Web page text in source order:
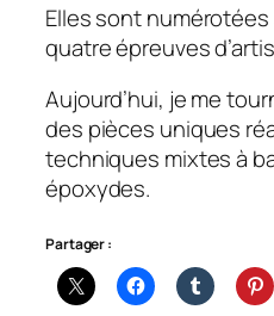
Elles sont
quatre épreuves
Aujourd’hui, je me
des pièces uniques
techniques mixtes à
époxydes.
Partager :